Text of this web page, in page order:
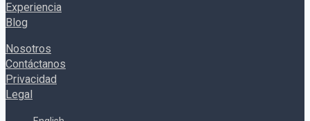
Experiencia
Blog
Nosotros
Contáctanos
Privacidad
Legal